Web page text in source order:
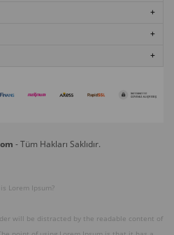
- Tüm Hakları Saklıdır.
Lorem Ipsum?
will be distracted by the readable content of